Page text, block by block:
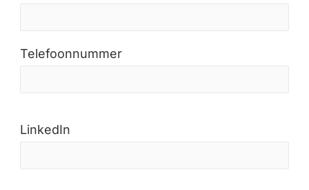
Telefoonnummer
LinkedIn